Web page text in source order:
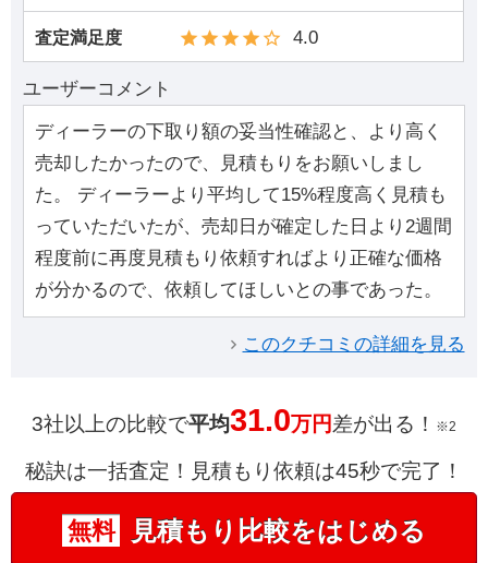
査定満足度 4.0
ユーザーコメント
ディーラーの下取り額の妥当性確認と、より高く
売却したかったので、見積もりをお願いしまし
た。 ディーラーより平均して15%程度高く見積も
っていただいたが、売却日が確定した日より2週間
程度前に再度見積もり依頼すればより正確な価格
が分かるので、依頼してほしいとの事であった。
このクチコミの詳細を見る
3社以上の比較で平均31.0万円差が出る！ ※2
秘訣は一括査定！見積もり依頼は45秒で完了！
無料 見積もり比較をはじめる